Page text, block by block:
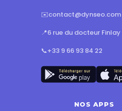
✉️contact@dynseo.com
📍6 rue du docteur Finlay
📞+33 9 66 93 84 22
NOS APPS